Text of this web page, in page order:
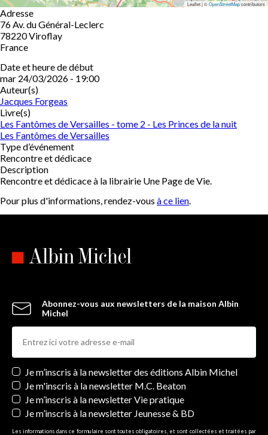
Leaflet | ©OpenStreetMapcontributors
Adresse
76 Av. du Général-Leclerc
78220Viroflay
France
Date et heure de début
mar 24/03/2026 - 19:00
Auteur(s)
Jacques Forgeas
Livre(s)
Les Fantômes de Versailles - tome 2 - Les Princes de la nuit
Les Fantômes de Versailles
Type d’événement
Rencontre et dédicace
Description
Rencontre et dédicace à la librairie Une Page de Vie.
Pour plus d'informations, rendez-vous à ce lien.
Abonnez-vous aux newsletters de la maison Albin
Michel
Newsletters
Je m’inscris à la newsletter des éditions Albin Michel
Je m'inscris à la newsletter M.C. Beaton
Je m’inscris à la newsletter Vie pratique
Je m’inscris à la newsletter Jeunesse & BD
Les informations dans ce formulaire sont toutes obligatoires, et sont collectées et traitées par